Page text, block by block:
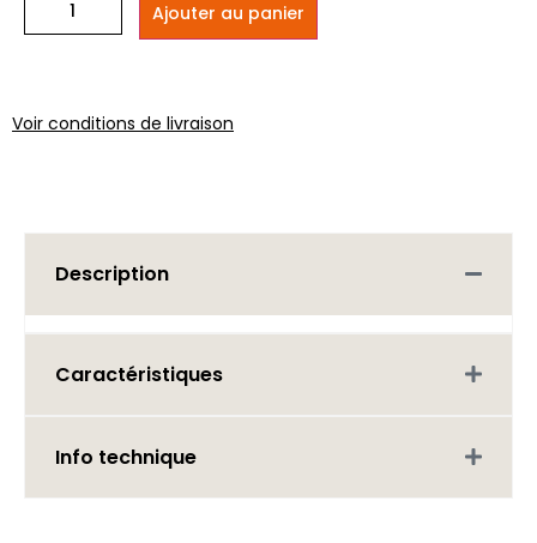
Ajouter au panier
Voir conditions de livraison
Description
Caractéristiques
Info technique